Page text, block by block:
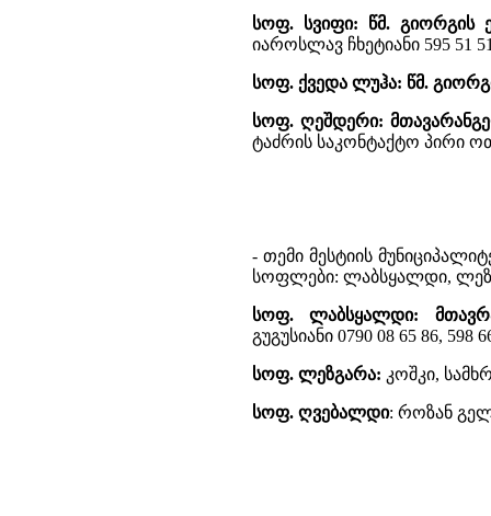
სოფ. სვიფი:
წმ. გიორგის
იაროსლავ ჩხეტიანი 595 51
სოფ. ქვედა ლუჰა: წმ.
სოფ. ღეშდერი:
ტაძრის საკონტაქტო პირი
- თემი მესტიის
სოფლები: ლაბსყალდი,
სოფ. ლაბსყალდი:
გუგუსიანი 0790 08 65 86, 598
სოფ. ლეზგარა: კოშკი,
სოფ. ღვებალდი: როზან